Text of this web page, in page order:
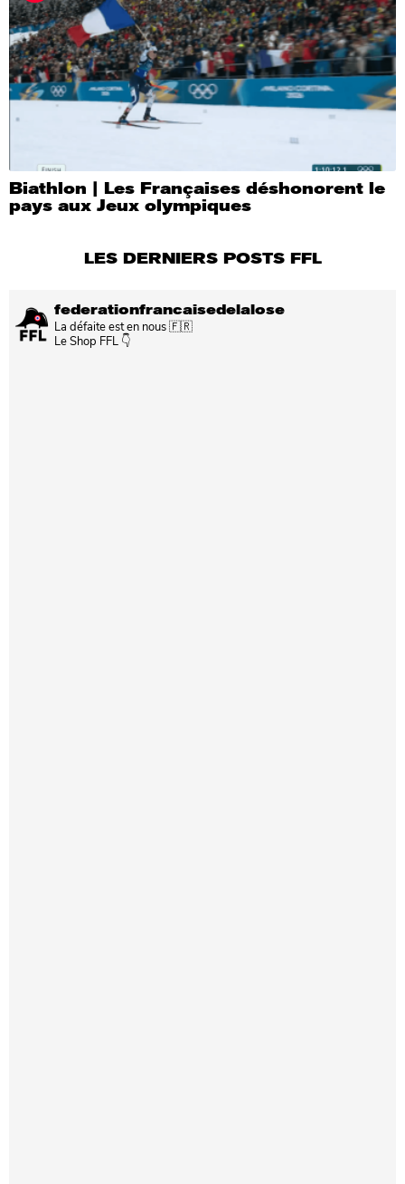
Biathlon | Les Françaises déshonorent le
pays aux Jeux olympiques
LES DERNIERS POSTS FFL
federationfrancaisedelalose
La défaite est en nous 🇫🇷
Le Shop FFL 👇